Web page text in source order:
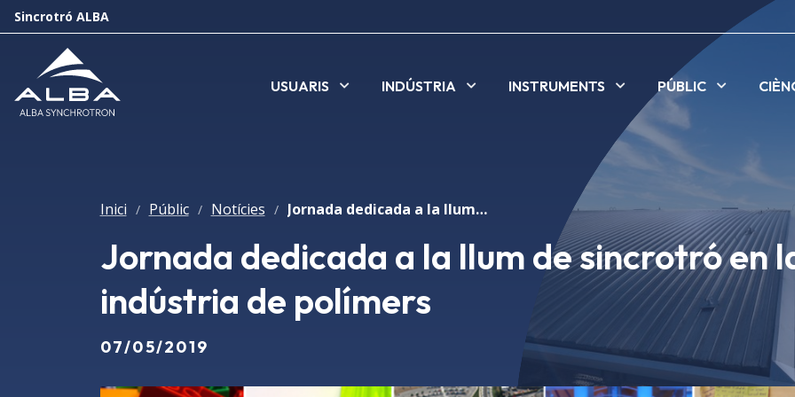
Sincrotró ALBA
USUARIS INDÚSTRIA INSTRUMENTS PÚBLIC
Inici / Públic / Notícies / Jornada dedicada a la llum de sincrotró en la indústria de polímers
Jornada dedicada a la llum de sincrotró en
indústria de polímers
07/05/2019